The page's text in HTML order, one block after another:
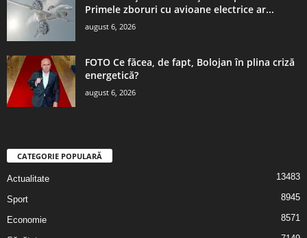
Primele zboruri cu avioane electrice ar...
august 6, 2026
FOTO Ce făcea, de fapt, Bolojan în plina criză
energetică?
august 6, 2026
CATEGORIE POPULARĂ
Actualitate 13483
Sport 8945
Economie 8571